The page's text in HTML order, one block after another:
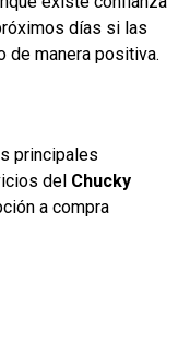
días si las
de manera positiva.
principales
del Chucky
a compra